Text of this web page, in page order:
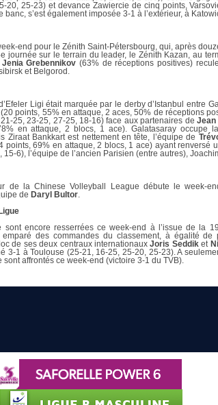
20, 25-23) et devance Zawiercie de cinq points,
banc, s’est également imposée 3-1 à l’extérieur, à
end pour le Zénith Saint-Pétersbourg, qui, après
journée sur le terrain du leader, le Zénith Kazan, au
Jenia Grebennikov (63% de réceptions positives)
et Belgorod.
Ligi était marquée par le derby d’Istanbul entre
(20 points, 55% en attaque, 2 aces, 50% de réceptions
25, 23-25, 27-25, 18-16) face aux partenaires de Jean
en attaque, 2 blocs, 1 ace). Galatasaray occupe
Ziraat Bankkart est nettement en tête, l’équipe de
points, 69% en attaque, 2 blocs, 1 ace) ayant renversé
15-6), l’équipe de l’ancien Parisien (entre autres),
de la Chinese Volleyball League débute le week-
de Daryl Bultor.
sont encore resserrées ce week-end à l’issue de la
emparé des commandes du classement, à égalité
de ses deux centraux internationauxJoris Seddiket
3-1 à Toulouse (25-21, 16-25, 25-20, 25-23). A
sont affrontés ce week-end (victoire 3-1 du TVB).